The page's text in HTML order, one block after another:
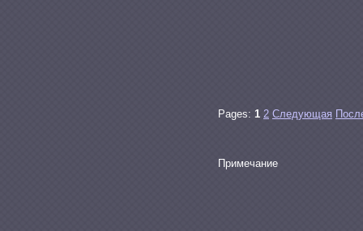
Pages: 1 2 Следующая
Примечание